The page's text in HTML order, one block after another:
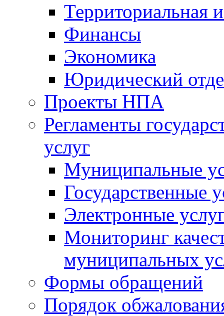
Территориальная
Финансы
Экономика
Юридический
Проекты НПА
Регламенты
услуг
Муниципальные
Государственные
Электронные
Мониторинг
муниципальных
Формы обращений
Порядок